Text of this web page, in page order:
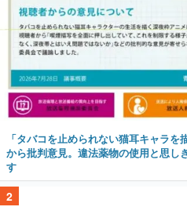
「タバコを止められない猫耳キャラ
から批判意見。違法薬物の使用と思し
す
2